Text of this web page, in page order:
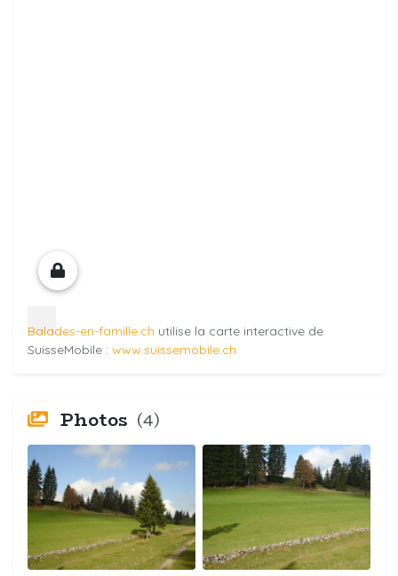
Balades-en-famille.ch utilise la carte interactive de
SuisseMobile : www.suissemobile.ch
Photos (4)